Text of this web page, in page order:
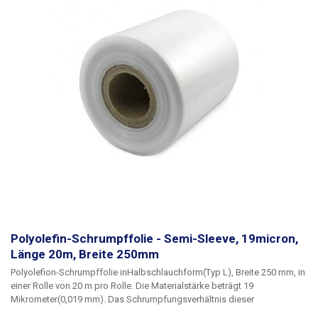
Länge: 1000 m Breite: 250 mm Dicke: 19 Mikrometer (0,019
mm) Schrumpfungstemperatur: 100 - 180 °C Schrumpfungsrate: 1,65 : 1
Folienart: Polyolefin Form: halbarmig (L) Innendurchmesser der Rolle:
76mm Farbe: transparent
Polyolefin-Schrumpffolie - Semi-Sleeve, 19micron,
Länge 20m, Breite 250mm
Polyolefion-Schrumpffolie inHalbschlauchform(Typ L), Breite 250 mm, in
einer Rolle von 20 m pro Rolle. Die Materialstärke beträgt 19
Mikrometer(0,019 mm). Das Schrumpfungsverhältnis dieser